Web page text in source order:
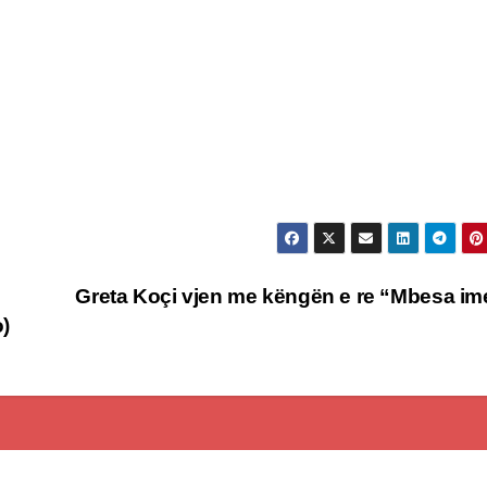
Greta Koçi vjen me këngën e re “Mbesa